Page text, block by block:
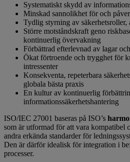
Systematiskt skydd av
Minskad sannolikhet för och
Tydlig styrning av säkerhetsroller,
Större motståndskraft geno
kontinuerlig övervakning
Förbättrad efterlevnad av lagar
Ökat förtroende och trygghet för
intressenter
Konsekventa, repeterbara
globala bästa praxis
En kultur av kontinuerlig
informationssäkerhetshantering
ISO/IEC 27001 baseras på ISO’s
som är utformad för att vara kompatibel
andra erkända standarder för
Den är därför idealisk för integration i
processer.